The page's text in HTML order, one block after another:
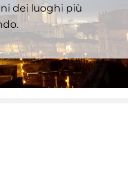
dei luoghi più